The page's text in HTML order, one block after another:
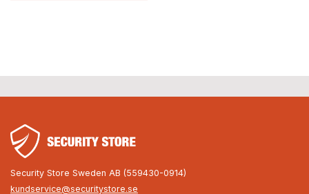
Security Store Sweden AB (559430-0914)
kundservice@securitystore.se